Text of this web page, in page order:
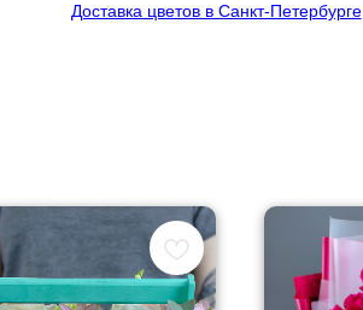
Доставка цветов в Санкт-Петербурге